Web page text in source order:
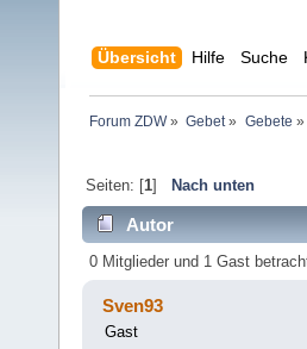
Übersicht Hilfe Suche
Forum ZDW» Gebet» Gebete »
Seiten: [1] Nach unten
Autor
0 Mitglieder und 1 Gast
Sven93
Gast